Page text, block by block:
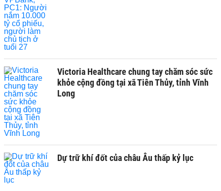
Victoria Healthcare chung tay chăm sóc sức
khỏe cộng đồng tại xã Tiên Thủy, tỉnh Vĩnh
Long
Dự trữ khí đốt của châu Âu thấp kỷ lục